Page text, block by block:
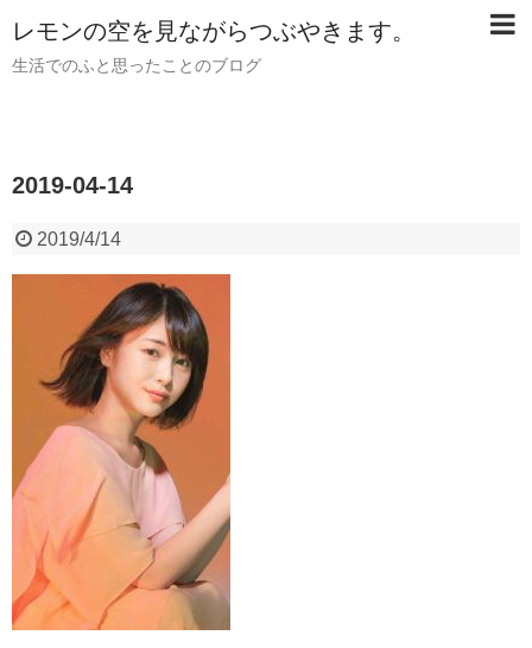
レモンの空を見ながらつぶやきます。
生活でのふと思ったことのブログ
2019-04-14
2019/4/14